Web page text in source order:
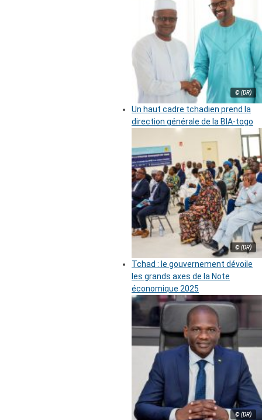
© (DR)
Un haut cadre tchadien prend la
direction générale de la BIA-togo
© (DR)
Tchad : le gouvernement dévoile
les grands axes de la Note
économique 2025
© (DR)